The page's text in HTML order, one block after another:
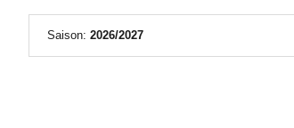
Saison: 2026/2027